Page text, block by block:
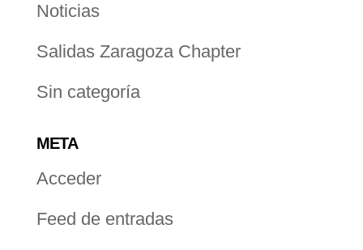
Noticias
Salidas Zaragoza Chapter
Sin categoría
META
Acceder
Feed de entradas